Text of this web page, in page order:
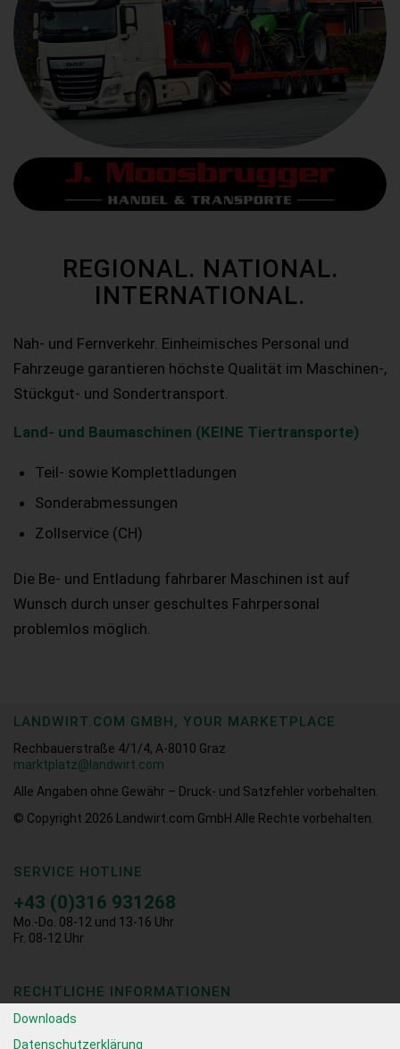
REGIONAL. NATIONAL.
INTERNATIONAL.
Nah- und Fernverkehr. Einheimisches Personal und
Fahrzeuge garantieren höchste Qualität im Maschinen-,
Stückgut- und Sondertransport.
Land- und Baumaschinen (KEINE Tiertransporte)
Teil- sowie Komplettladungen
Sonderabmessungen
Zollservice (CH)
Die Be- und Entladung fahrbarer Maschinen ist auf
Wunsch durch unser geschultes Fahrpersonal
problemlos möglich.
LANDWIRT.COM GMBH, YOUR MARKETPLACE
Rechbauerstraße 4/1/4, A-8010 Graz
marktplatz@landwirt.com
Alle Angaben ohne Gewähr – Druck- und Satzfehler vorbehalten.
© Copyright 2026
Landwirt.com GmbH Alle Rechte vorbehalten.
SERVICE HOTLINE
+43 (0)316 931268
Mo.-Do. 08-12 und 13-16 Uhr
Fr. 08-12 Uhr
RECHTLICHE INFORMATIONEN
Downloads
Datenschutzerklärung